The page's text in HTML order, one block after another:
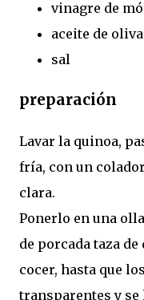
vinagre de
aceite de
sal
preparación
Lavar la quinoa,
fría, con un
clara.
Ponerlo en una
de porcada taza
cocer, hasta que
transparentes y se